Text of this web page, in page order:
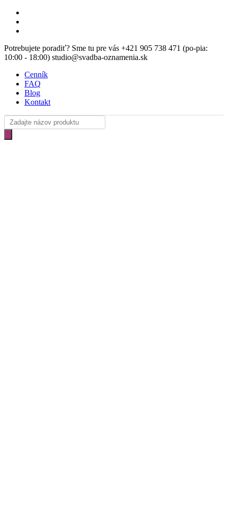
Skip
main
Potrebujete poradiť? Sme tu pre vás +421 905 738 471 (po-pia:
10:00 - 18:00) studio@svadba-oznamenia.sk
Cenník
FAQ
Blog
Kontakt
Products
search